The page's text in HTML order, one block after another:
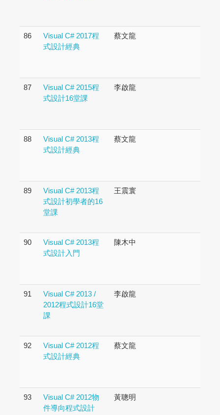
86
Visual C# 2017程
式設計經典
蔡文龍
87
Visual C# 2015程
式設計16堂課
李啟龍
88
Visual C# 2013程
式設計經典
蔡文龍
89
Visual C# 2013程
式設計初學者的16
堂課
王震寰
90
Visual C# 2013程
式設計入門
陳木中
91
Visual C# 2013 /
2012程式設計16堂
課
李啟龍
92
Visual C# 2012程
式設計經典
蔡文龍
93
Visual C# 2012物
件導向程式設計
黃聰明